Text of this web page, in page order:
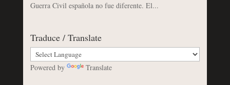
Guerra Civil española no fue diferente. El...
Traduce / Translate
Powered by Translate